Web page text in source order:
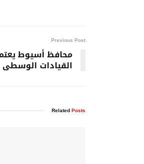
Previous Post
محافظ أسيوط
القيادات الوسطى
RelatedPosts